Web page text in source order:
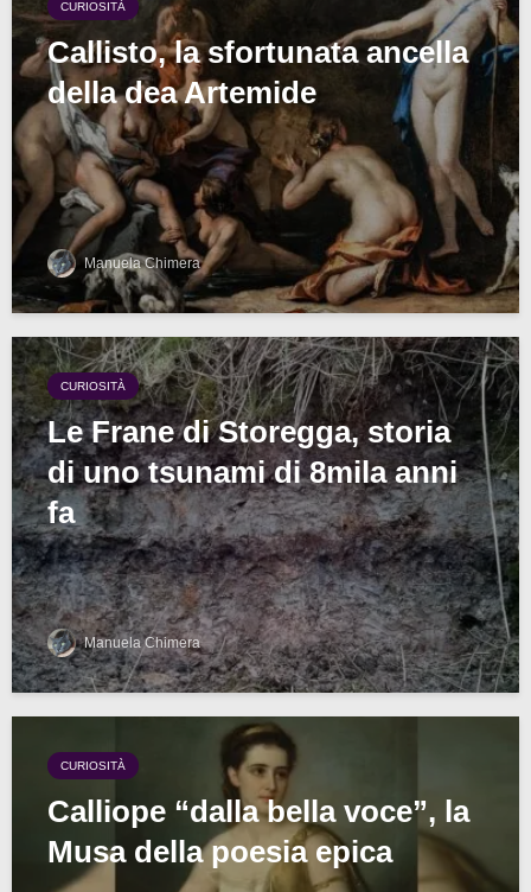
CURIOSITÀ
Callisto, la sfortunata ancella
della dea Artemide
Manuela Chimera
CURIOSITÀ
Le Frane di Storegga, storia
di uno tsunami di 8mila anni
fa
Manuela Chimera
CURIOSITÀ
Calliope “dalla bella voce”, la
Musa della poesia epica